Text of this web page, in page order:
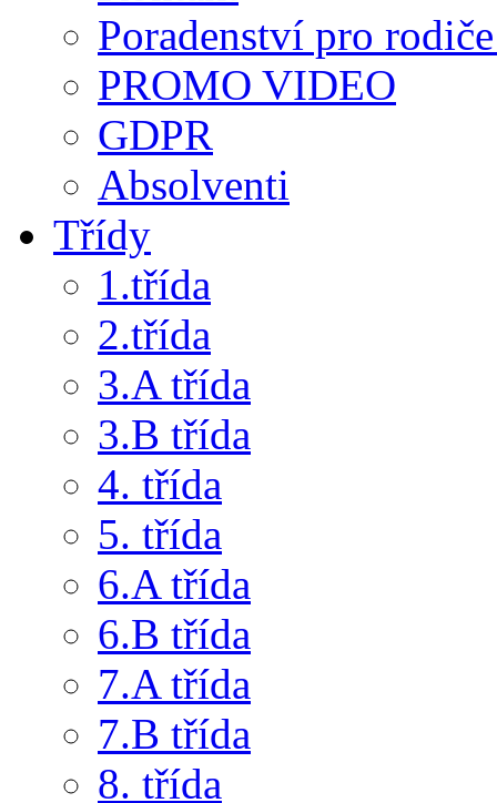
Poradenství pro
PROMO VIDEO
GDPR
Absolventi
Třídy
1.třída
2.třída
3.A třída
3.B třída
4. třída
5. třída
6.A třída
6.B třída
7.A třída
7.B třída
8. třída